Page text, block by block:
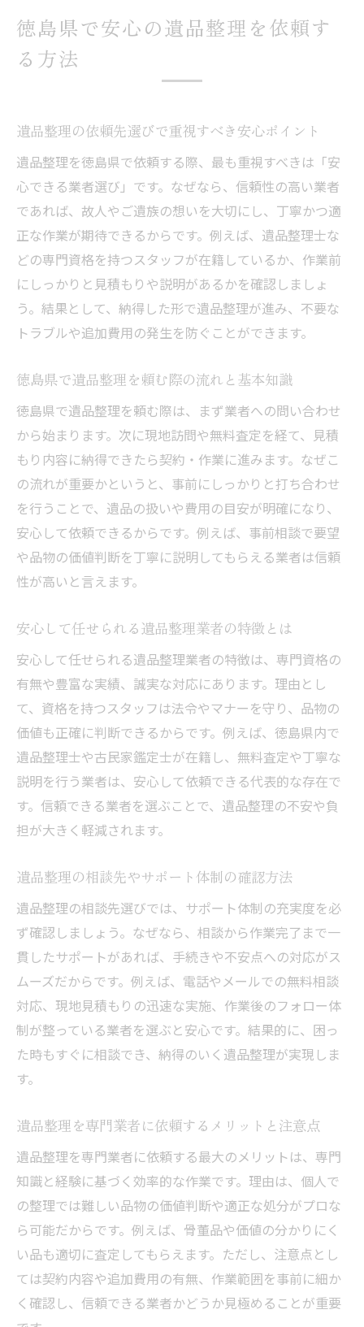
遺品整理の相談先やサポート体制の確認方
法
遺品整理を専門業者に依頼するメリットと
徳島県で信頼できる遺品整理業者の見つけ
方
遺品整理の費用相場と信頼できる選び方
遺品整理の費用相場を知るためのポイント
解説
費用を比較して納得できる遺品整理業者を
選ぶ方法
遺品整理にかかる追加費用の内訳と注意点
見積もり時に確認したい遺品整理費用のポ
イント
方
信頼できる業者の費用明細や見積もりの見
抜き方
初めてでも安心できる遺品整理の進め方
初めての遺品整理で準備すべきポイントま
とめ
遺品整理の事前相談やサポートの活用方法
説
トラブルを防ぐ遺品整理の計画の立て方
遺品整理の進め方で家族間トラブルを避け
るには
初めてでも無理なく進む遺品整理の流れ
遺品整理を頼む際に気をつけるポイント
遺品整理依頼前に確認したい重要な注意点
トラブル回避のための遺品整理業者チェッ
遺品整理時に発生しやすい問題と対策方法
遺品整理の見積もりで確認すべき項目まと
め
遺品整理を頼む時に多い失敗例と防ぎ方
安心できる遺品整理を頼むための事前準備
徳島県で遺品整理を検討するなら知っておきた
い知識
徳島県で遺品整理を検討する際の基本ポイ
遺品整理の相場や費用に関する最新情報
法
徳島県の遺品整理で活用できるサポート制
度
遺品整理を進める上で知っておきたいマナ
ー
遺品整理を依頼する時の法律や相続の基礎
徳島県で安心の遺品整理を依頼す
る方法
遺品整理の依頼先選びで重視すべき安心ポイント
遺品整理を徳島県で依頼する際、最も重視すべきは「安
心できる業者選び」です。なぜなら、信頼性の高い業者
であれば、故人やご遺族の想いを大切にし、丁寧かつ適
正な作業が期待できるからです。例えば、遺品整理士な
どの専門資格を持つスタッフが在籍しているか、作業前
にしっかりと見積もりや説明があるかを確認しましょ
う。結果として、納得した形で遺品整理が進み、不要な
トラブルや追加費用の発生を防ぐことができます。
徳島県で遺品整理を頼む際の流れと基本知識
徳島県で遺品整理を頼む際は、まず業者への問い合わせ
から始まります。次に現地訪問や無料査定を経て、見積
もり内容に納得できたら契約・作業に進みます。なぜこ
の流れが重要かというと、事前にしっかりと打ち合わせ
を行うことで、遺品の扱いや費用の目安が明確になり、
安心して依頼できるからです。例えば、事前相談で要望
や品物の価値判断を丁寧に説明してもらえる業者は信頼
性が高いと言えます。
安心して任せられる遺品整理業者の特徴とは
安心して任せられる遺品整理業者の特徴は、専門資格の
有無や豊富な実績、誠実な対応にあります。理由とし
て、資格を持つスタッフは法令やマナーを守り、品物の
価値も正確に判断できるからです。例えば、徳島県内で
遺品整理士や古民家鑑定士が在籍し、無料査定や丁寧な
説明を行う業者は、安心して依頼できる代表的な存在で
す。信頼できる業者を選ぶことで、遺品整理の不安や負
担が大きく軽減されます。
遺品整理の相談先やサポート体制の確認方法
遺品整理の相談先選びでは、サポート体制の充実度を必
ず確認しましょう。なぜなら、相談から作業完了まで一
貫したサポートがあれば、手続きや不安点への対応がス
ムーズだからです。例えば、電話やメールでの無料相談
対応、現地見積もりの迅速な実施、作業後のフォロー体
制が整っている業者を選ぶと安心です。結果的に、困っ
た時もすぐに相談でき、納得のいく遺品整理が実現しま
す。
遺品整理を専門業者に依頼するメリットと注意点
遺品整理を専門業者に依頼する最大のメリットは、専門
知識と経験に基づく効率的な作業です。理由は、個人で
の整理では難しい品物の価値判断や適正な処分がプロな
ら可能だからです。例えば、骨董品や価値の分かりにく
い品も適切に査定してもらえます。ただし、注意点とし
ては契約内容や追加費用の有無、作業範囲を事前に細か
く確認し、信頼できる業者かどうか見極めることが重要